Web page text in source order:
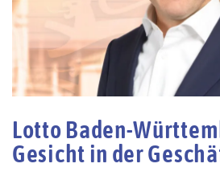
Lotto Baden-
Gesicht in der